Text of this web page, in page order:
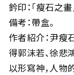
鈐印：「瘦石之畫
備考：帶盒。
作者紹介：尹瘦
得郭沫若、徐悲
以形寫神，人物